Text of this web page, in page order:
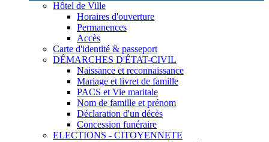
Hôtel de Ville
Horaires d'ouverture
Permanences
Accès
Carte d'identité & passeport
DÉMARCHES D'ÉTAT-CIVIL
Naissance et reconnaissance
Mariage et livret de famille
PACS et Vie maritale
Nom de famille et prénom
Déclaration d'un décès
Concession funéraire
ELECTIONS - CITOYENNETE